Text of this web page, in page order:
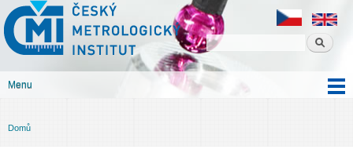
obsahu
Český
metrologický
institut
Menu
Jste zde
Domů